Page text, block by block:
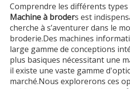
Comprendre les différents types
Machine à broders est
cherche à s’aventurer dans le
broderie.Des machines
large gamme de conceptions
plus basiques nécessitant une
il existe une vaste gamme
marché.Nous explorerons ces